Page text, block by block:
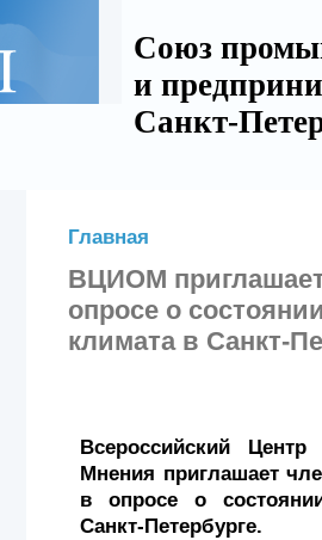
Союз
и
Санкт-
Главная
ВЦИОМ
опросе о
климата в Санкт-
Всероссийский
Мнения приглашает
в опросе о
Санкт-Петербурге.